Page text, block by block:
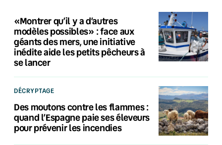
«Montrer qu’il y a d’autres
modèles possibles» : face aux
géants des mers, une initiative
inédite aide les petits pêcheurs à
se lancer
DÉCRYPTAGE
Des moutons contre les flammes :
quand l’Espagne paie ses éleveurs
pour prévenir les incendies